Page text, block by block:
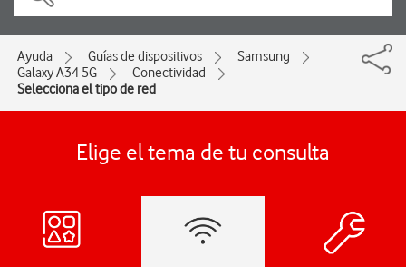
Ayuda Guías de dispositivos
Samsung
Galaxy A34 5G
Conectividad
Selecciona el tipo de red
Elige el tema de tu consulta